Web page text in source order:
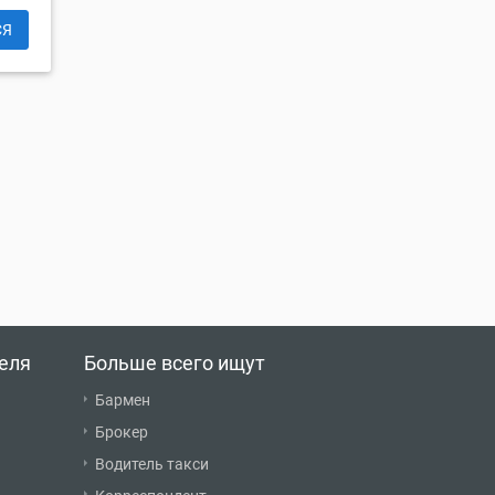
Больше всего ищут
Бармен
Брокер
Водитель такси